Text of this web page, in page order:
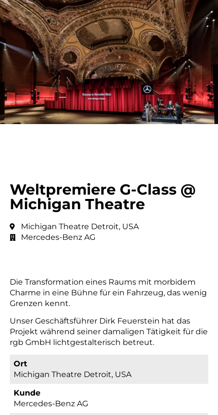
Weltpremiere G-Class @
Michigan Theatre
Michigan Theatre Detroit, USA
Mercedes-Benz AG
Die Transformation eines Raums mit morbidem
Charme in eine Bühne für ein Fahrzeug, das wenig
Grenzen kennt.
Unser Geschäftsführer Dirk Feuerstein hat das
Projekt während seiner damaligen Tätigkeit für die
rgb GmbH lichtgestalterisch betreut.
Ort
Michigan Theatre Detroit, USA
Kunde
Mercedes-Benz AG